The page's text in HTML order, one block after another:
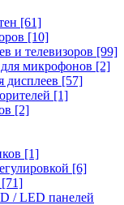
[61]
[10]
и телевизоров [99]
микрофонов [2]
дисплеев [57]
[1]
[2]
[1]
[6]
[71]
/ LED панелей